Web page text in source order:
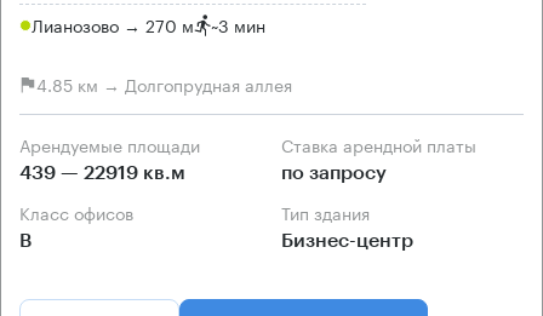
Лианозово → 270 м ~3 мин
4.85 км → Долгопрудная аллея
Арендуемые площади
439 — 22919 кв.м
Ставка арендной платы
по запросу
Класс офисов
B
Тип здания
Бизнес-центр